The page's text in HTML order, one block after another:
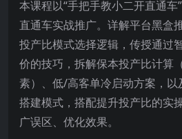
本课程以“手把手教小二开直通车
直通车实战推广。详解平台黑盒
投产比模式选择逻辑，传授通过
价的技巧，拆解保本投产比计算
素）、低/高客单冷启动方案，
搭建模式，搭配提升投产比的实
广误区、优化效果。